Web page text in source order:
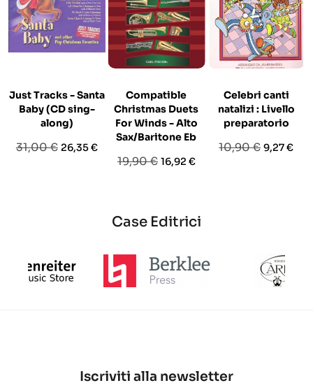
Just Tracks - Santa
Baby (CD sing-
along)
Prezzo
31,00 € Prezzo
26,35 €
Compatible
Christmas Duets
For Winds - Alto
Sax/Baritone Eb
Prezzo
19,90 € Prezzo
16,92 €
Celebri canti
natalizi : Livello
preparatorio
Prezzo
10,90 € Prezzo
9,27 €
Case Editrici
Iscriviti alla newsletter